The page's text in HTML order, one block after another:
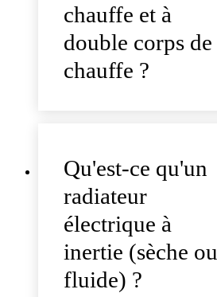
chauffe et à
double corps de
chauffe ?
Qu'est-ce qu'un
radiateur
électrique à
inertie (sèche ou
fluide) ?